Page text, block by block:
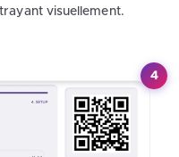
visuellement.
4